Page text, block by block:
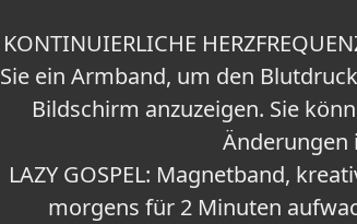
KONTINUIERLICHE
Sie ein Armband, um den
Bildschirm anzuzeigen. Sie
LAZY GOSPEL: Magnetband,
morgens für 2 Minuten